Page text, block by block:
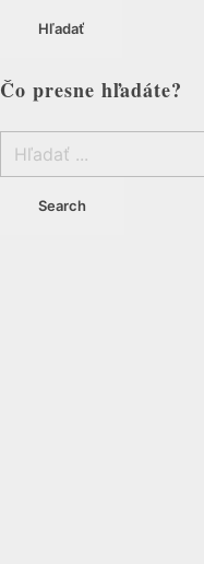
Hľadať
Čo presne hľadáte?